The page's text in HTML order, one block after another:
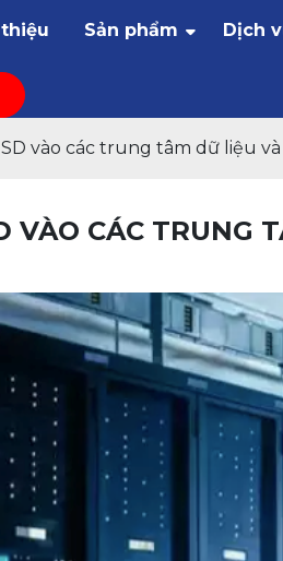
Sản phẩm Dịch
vào các trung tâm dữ liệu
CÁC TRUNG